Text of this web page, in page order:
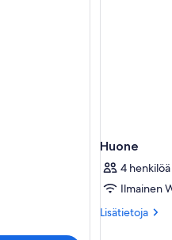
Huone
4 henkilöä
Ilmainen
Lisätietoja
Lisätietoja